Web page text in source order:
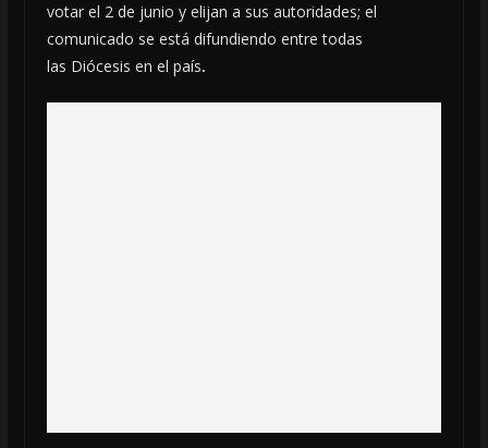
votar el 2 de junio y elijan a sus autoridades; el
comunicado se está difundiendo entre todas
las Diócesis en el país.